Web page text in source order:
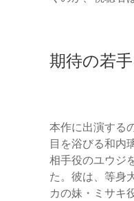
期待の若
本作に出演する
目を浴びる和内
相手役のユウジ
た。彼は、等身
カの妹・ミサキ